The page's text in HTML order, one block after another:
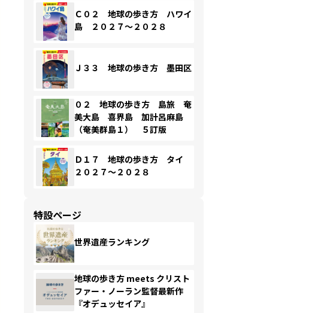
Ｃ０２ 地球の歩き方 ハワイ
島 ２０２７～２０２８
Ｊ３３ 地球の歩き方 墨田区
０２ 地球の歩き方 島旅 奄
美大島 喜界島 加計呂麻島
（奄美群島１） ５訂版
Ｄ１７ 地球の歩き方 タイ
２０２７～２０２８
特設ページ
世界遺産ランキング
地球の歩き方 meets クリスト
ファー・ノーラン監督最新作
『オデュッセイア』